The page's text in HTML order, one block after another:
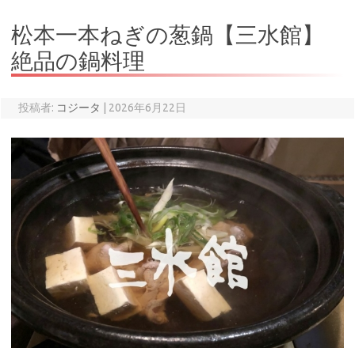
松本一本ねぎの葱鍋【三水館】
絶品の鍋料理
投稿者: コジータ 2026年6月22日